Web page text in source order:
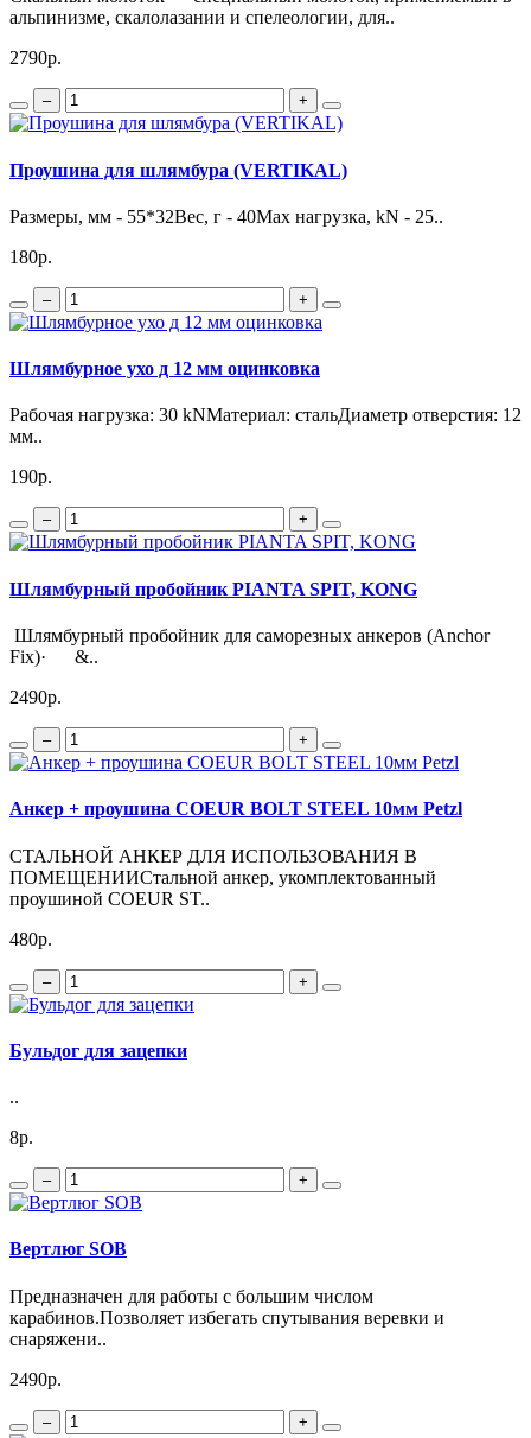
альпинизме, скалолазании и спелеологии, для..
2790р.
– +
Проушина для шлямбура (VERTIKAL)
Размеры, мм - 55*32Вес, г - 40Мах нагрузка, kN - 25..
180р.
– +
Шлямбурное ухо д 12 мм оцинковка
Рабочая нагрузка: 30 kNМатериал: стальДиаметр отверстия: 12
мм..
190р.
– +
Шлямбурный пробойник PIANTA SPIT, KONG
Шлямбурный пробойник для саморезных анкеров (Anchor
Fix)· &..
2490р.
– +
Анкер + проушина COEUR BOLT STEEL 10мм Petzl
СТАЛЬНОЙ АНКЕР ДЛЯ ИСПОЛЬЗОВАНИЯ В
ПОМЕЩЕНИИСтальной анкер, укомплектованный
проушиной COEUR ST..
480р.
– +
Бульдог для зацепки
..
8р.
– +
Вертлюг SOB
Предназначен для работы с большим числом
карабинов.Позволяет избегать спутывания веревки и
снаряжени..
2490р.
– +